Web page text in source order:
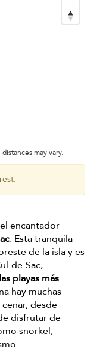
may vary.
encantador
. Esta tranquila
de la isla y es
de-Sac,
playas más
hay muchas
desde
disfrutar de
snorkel,